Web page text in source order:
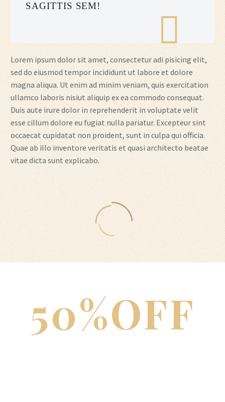
SAGITTIS SEM!
Lorem ipsum dolor sit amet, consectetur adi pisicing elit,
sed do eiusmod tempor incididunt ut labore et dolore
magna aliqua. Ut enim ad minim veniam, quis exercitation
ullamco laboris nisiut aliquip ex ea commodo consequat.
Duis aute irure dolor in reprehenderit in voluptate velit
esse cillum dolore eu fugiat nulla pariatur. Excepteur sint
occaecat cupidatat non proident, sunt in culpa qui officia.
Quae ab illo inventore veritatis et quasi architecto beatae
vitae dicta sunt explicabo.
50%OFF